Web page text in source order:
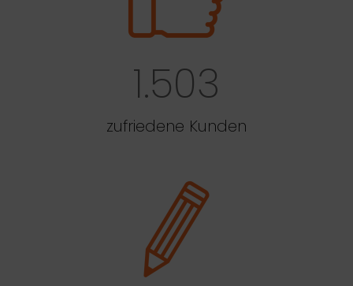
1.503
zufriedene Kunden